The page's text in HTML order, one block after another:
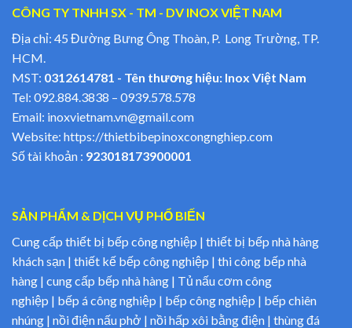
CÔNG TY TNHH SX - TM - DV INOX VIỆT NAM
Địa chỉ: 45 Đường Bưng Ông Thoàn, P. Long Trường, TP.
HCM.
MST: 0312614781 - Tên thương hiệu: Inox Việt Nam
Tel: 092.884.3838 – 0939.578.578
Email: inoxvietnam.vn@gmail.com
Website: https://thietbibepinoxcongnghiep.com
Số tài khoản : 923018173900001
SẢN PHẨM & DỊCH VỤ PHỔ BIẾN
Cung cấp thiết bị bếp công nghiệp | thiết bị bếp nhà hàng
khách sạn | thiết kế bếp công nghiệp | thi công bếp nhà
hàng | cung cấp bếp nhà hàng | Tủ nấu cơm công
nghiệp | bếp á công nghiệp | bếp công nghiệp | bếp chiên
nhúng | nồi điện nấu phở | nồi hấp xôi bằng điện | thùng đá